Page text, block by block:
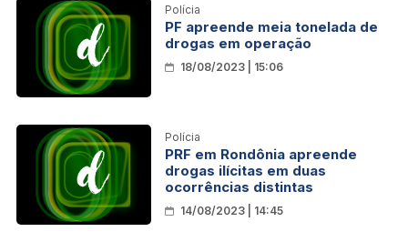
Polícia
PF apreende meia tonelada de
drogas em operação
18/08/2023 | 15:06
Polícia
PRF em Rondônia apreende
drogas ilícitas em duas
ocorrências distintas
14/08/2023 | 14:45